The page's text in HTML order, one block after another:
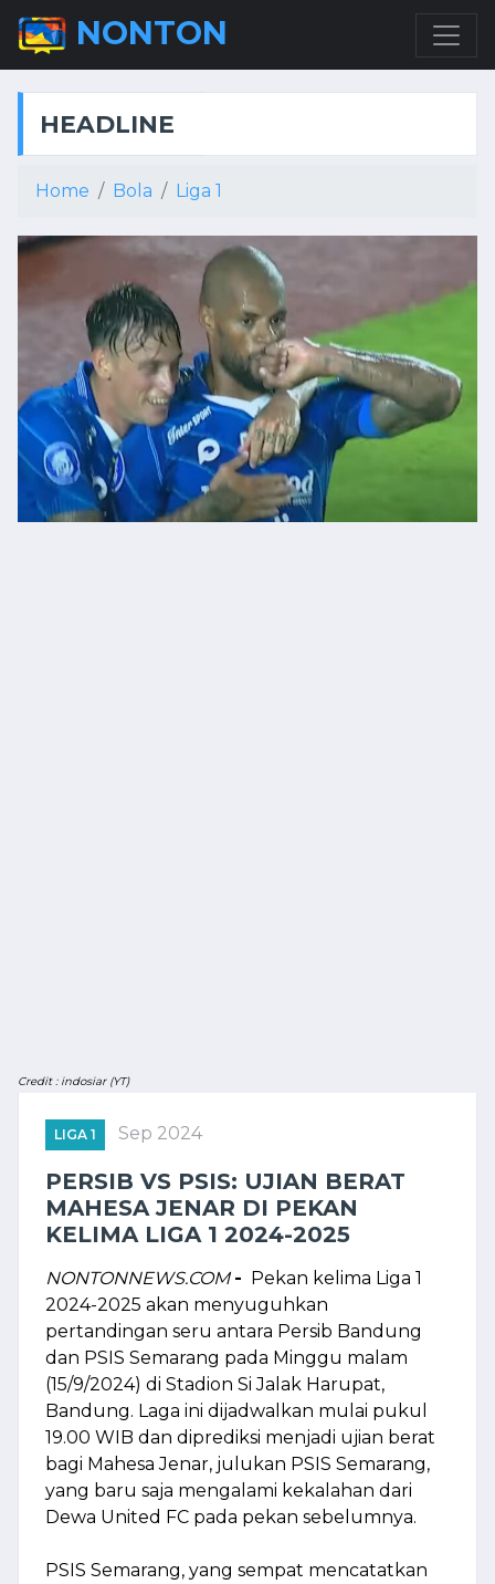
NONTON
HEADLINE
Home Bola Liga 1
Credit : indosiar (YT)
LIGA 1 Sep 2024
PERSIB VS PSIS: UJIAN BERAT
MAHESA JENAR DI PEKAN
KELIMA LIGA 1 2024-2025
NONTONNEWS.COM - Pekan kelima Liga 1
2024-2025 akan menyuguhkan
pertandingan seru antara Persib Bandung
dan PSIS Semarang pada Minggu malam
(15/9/2024) di Stadion Si Jalak Harupat,
Bandung. Laga ini dijadwalkan mulai pukul
19.00 WIB dan diprediksi menjadi ujian berat
bagi Mahesa Jenar, julukan PSIS Semarang,
yang baru saja mengalami kekalahan dari
Dewa United FC pada pekan sebelumnya.
PSIS Semarang, yang sempat mencatatkan